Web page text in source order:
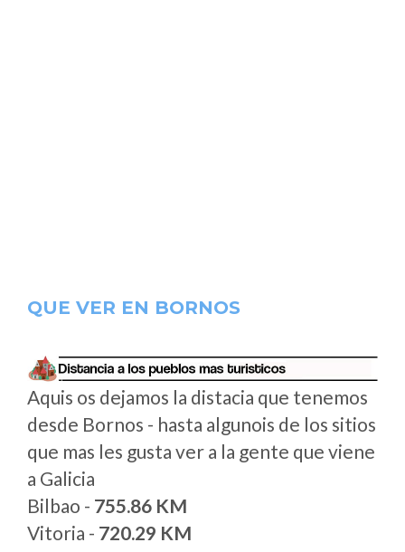
QUE VER EN BORNOS
Aquis os dejamos la distacia que tenemos
desde Bornos - hasta algunois de los sitios
que mas les gusta ver a la gente que viene
a Galicia
Bilbao - 755.86 KM
Vitoria - 720.29 KM